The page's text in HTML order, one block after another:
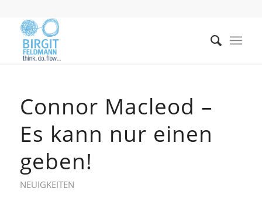
Connor Macleod –
Es kann nur einen
geben!
NEUIGKEITEN